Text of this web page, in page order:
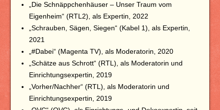
„Die Schnäppchenhäuser – Unser Traum vom
Eigenheim“ (RTL2), als Expertin, 2022
„Schrauben, Sägen, Siegen“ (Kabel 1), als Expertin,
2021
„#Dabei“ (Magenta TV), als Moderatorin, 2020
„Schätze aus Schrott“ (RTL), als Moderatorin und
Einrichtungsexpertin, 2019
„Vorher/Nachher“ (RTL), als Moderatorin und
Einrichtungsexpertin, 2019